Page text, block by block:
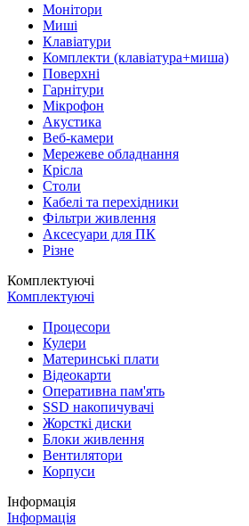
Монітори
Миші
Клавіатури
Комплекти (клавіатура+миша)
Поверхні
Гарнітури
Мікрофон
Акустика
Веб-камери
Мережеве обладнання
Крісла
Столи
Кабелі та перехідники
Фільтри живлення
Аксесуари для ПК
Різне
Комплектуючі
Комплектуючі
Процесори
Кулери
Материнські плати
Відеокарти
Оперативна пам'ять
SSD накопичувачі
Жорсткі диски
Блоки живлення
Вентилятори
Корпуси
Інформація
Інформація